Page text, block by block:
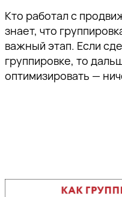
Кто работал с
знает, что
важный этап. Если
группировке, то
оптимизировать —